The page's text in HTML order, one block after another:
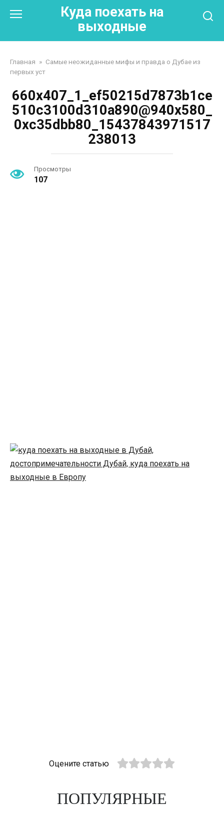
Куда поехать на
выходные
Главная » Самые неожиданные мифы и правда о Дубае из
первых уст
660x407_1_ef50215d7873b1ce
510c3100d310a890@940x580_
0xc35dbb80_15437843971517
238013
Просмотры
107
Оцените статью
ПОПУЛЯРНЫЕ